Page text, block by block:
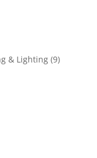
& Lighting (9)